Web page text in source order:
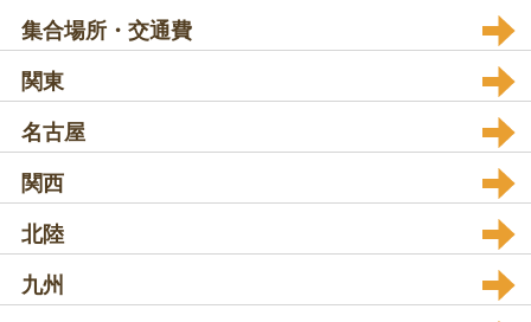
集合場所・交通費
関東
名古屋
関西
北陸
九州